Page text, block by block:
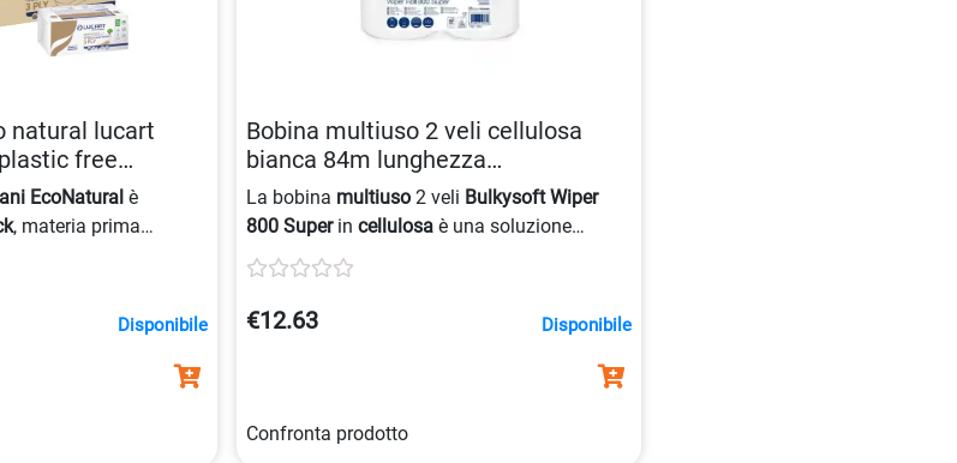
natural lucart
free
EcoNatural è
, materia prima
di cellulosa, e
in
interamente
Ecolabel.
Disponibile
Bobina multiuso 2 veli cellulosa
bianca 84m lunghezza
8018426016330
La bobina multiuso 2 veli Bulkysoft Wiper
800 Superincellulosa è una soluzione
igienica pratica. Con una lunghezza di 84 m e
400 strappi per rotolo, questo prodotto è
ideale per uso quotidiano. La sua
garantisce un
€12.63 Disponibile
Confronta prodotto